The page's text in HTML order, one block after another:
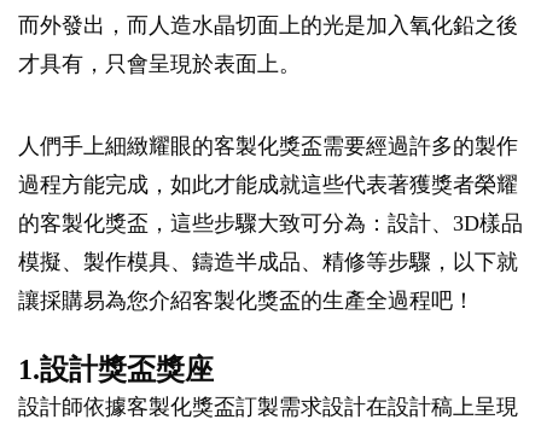
而外發出，而人造水晶切面上的光是加入氧化鉛之後
才具有，只會呈現於表面上。
人們手上細緻耀眼的客製化獎盃需要經過許多的製作
過程方能完成，如此才能成就這些代表著獲獎者榮耀
的客製化獎盃，這些步驟大致可分為：設計、3D樣品
模擬、製作模具、鑄造半成品、精修等步驟，以下就
讓採購易為您介紹客製化獎盃的生產全過程吧！
1.設計獎盃獎座
設計師依據客製化獎盃訂製需求設計在設計稿上呈現